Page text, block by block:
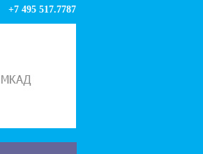
+7 495 517.7787